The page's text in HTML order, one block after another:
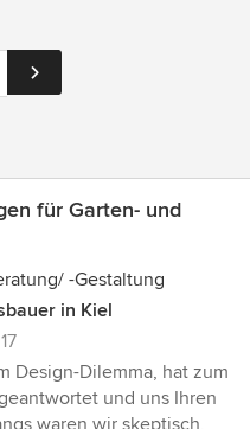
für Garten- und
-Gestaltung
in Kiel
Design-Dilemma, hat zum
und uns Ihren